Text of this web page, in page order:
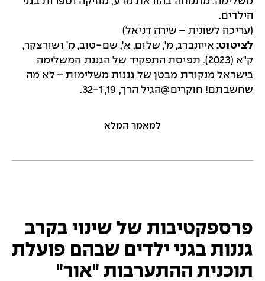
הילדים.
(עריכה לשונית – שירה דניאל)
לציטוט: אייזנברג, מ', שלום, א', שם-טוב, מ' ושורצקר,
ק"א (2023). תפיסת התפקיד של הגננת המשלימה
בישראל מנקודת מבטן של גננות משלימות – לא מה
שחשבתם! חוקרים@הגיל הרך, 19, 32-1.
למאמר המלא
פרספקטיבות של שינוי בקרב
גננות בגני ילדים שבהם פועלת
תוכנית ההתערבות "אור"